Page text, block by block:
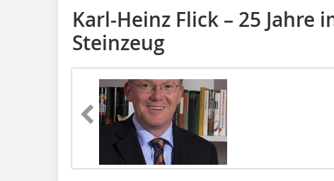
Karl-Heinz Flick – 25 Jahre
Steinzeug